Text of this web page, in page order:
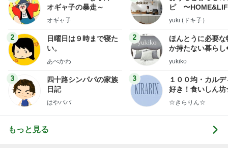
オギャ子の暴走～
オギャ子
2
日曜日は９時まで寝た
い。
あべかわ
3
四十路シンパパの家族
日記
はやパパ
ピ 〜
yuki (ドキ子）
2
ほんとうに必要な
か持たない暮ら
ep Life Simple◆
yukiko
3
１００均・カルデ
好き！食いしん
らりん☆のブログ
☆きらりん☆
もっと見る